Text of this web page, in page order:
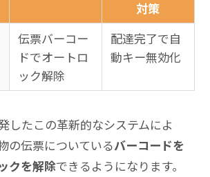
対策
伝票バーコー
ドでオートロ
ック解除
配達完了で自
動キー無効化
したこの革新的なシステムによ
の伝票についているバーコードを
クを解除できるようになります。